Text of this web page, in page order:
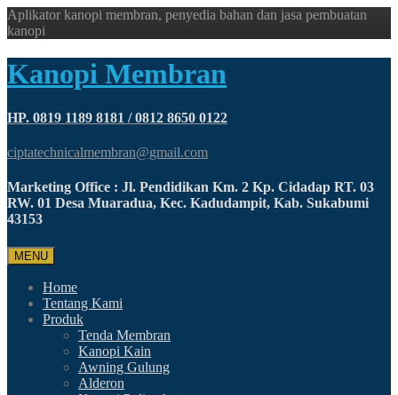
Aplikator kanopi membran, penyedia bahan dan jasa pembuatan
kanopi
Kanopi Membran
HP. 0819 1189 8181 / 0812 8650 0122
ciptatechnicalmembran@gmail.com
Marketing Office : Jl. Pendidikan Km. 2 Kp. Cidadap RT. 03
RW. 01 Desa Muaradua, Kec. Kadudampit, Kab. Sukabumi
43153
MENU
Home
Tentang Kami
Produk
Tenda Membran
Kanopi Kain
Awning Gulung
Alderon